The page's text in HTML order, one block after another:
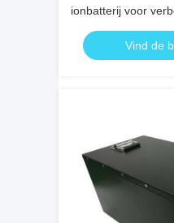
ionbatterij voor
Vind de